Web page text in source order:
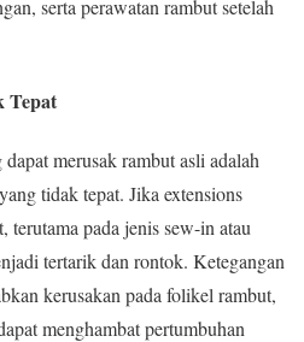
serta perawatan rambut setelah
Tepat
merusak rambut asli adalah
tidak tepat. Jika extensions
terutama pada jenis sew-in atau
tertarik dan rontok. Ketegangan
kerusakan pada folikel rambut,
menghambat pertumbuhan